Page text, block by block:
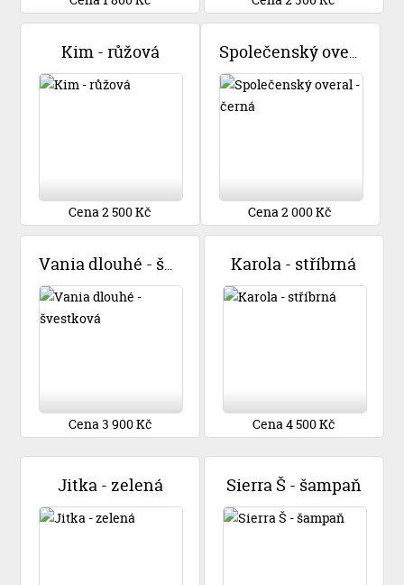
Kim - růžová
Cena 2 500 Kč
Společenský overal - černá
Cena 2 000 Kč
Vania dlouhé - švestková
Cena 3 900 Kč
Karola - stříbrná
Cena 4 500 Kč
Jitka - zelená Sierra Š - šampaň